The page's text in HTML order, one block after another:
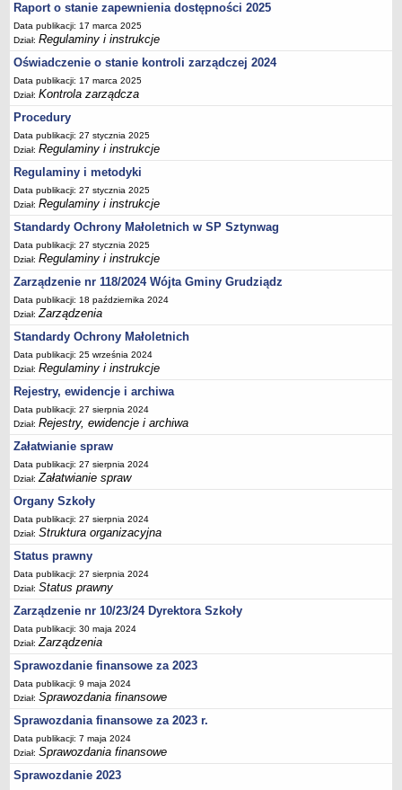
Raport o stanie zapewnienia dostępności 2025
Data publikacji: 17 marca 2025
Dział:Regulaminy i instrukcje
Oświadczenie o stanie kontroli zarządczej 2024
Data publikacji: 17 marca 2025
Dział:Kontrola zarządcza
Procedury
Data publikacji: 27 stycznia 2025
Dział:Regulaminy i instrukcje
Regulaminy i metodyki
Data publikacji: 27 stycznia 2025
Dział:Regulaminy i instrukcje
Standardy Ochrony Małoletnich w SP Sztynwag
Data publikacji: 27 stycznia 2025
Dział:Regulaminy i instrukcje
Zarządzenie nr 118/2024 Wójta Gminy Grudziądz
Data publikacji: 18 października 2024
Dział:Zarządzenia
Standardy Ochrony Małoletnich
Data publikacji: 25 września 2024
Dział:Regulaminy i instrukcje
Rejestry, ewidencje i archiwa
Data publikacji: 27 sierpnia 2024
Dział:Rejestry, ewidencje i archiwa
Załatwianie spraw
Data publikacji: 27 sierpnia 2024
Dział:Załatwianie spraw
Organy Szkoły
Data publikacji: 27 sierpnia 2024
Dział:Struktura organizacyjna
Status prawny
Data publikacji: 27 sierpnia 2024
Dział:Status prawny
Zarządzenie nr 10/23/24 Dyrektora Szkoły
Data publikacji: 30 maja 2024
Dział:Zarządzenia
Sprawozdanie finansowe za 2023
Data publikacji: 9 maja 2024
Dział:Sprawozdania finansowe
Sprawozdania finansowe za 2023 r.
Data publikacji: 7 maja 2024
Dział:Sprawozdania finansowe
Sprawozdanie 2023